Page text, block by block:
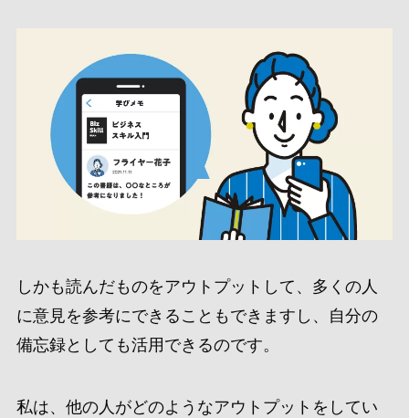
しかも読んだものをアウトプットして、多くの人
に意見を参考にできることもできます し、自分の
備忘録としても活用できるのです。
私は、他の人がどのようなアウトプットをしてい